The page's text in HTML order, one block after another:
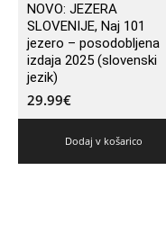
NOVO: JEZERA
SLOVENIJE, Naj 101
jezero – posodobljena
izdaja 2025 (slovenski
jezik)
29.99€
Dodaj v košarico